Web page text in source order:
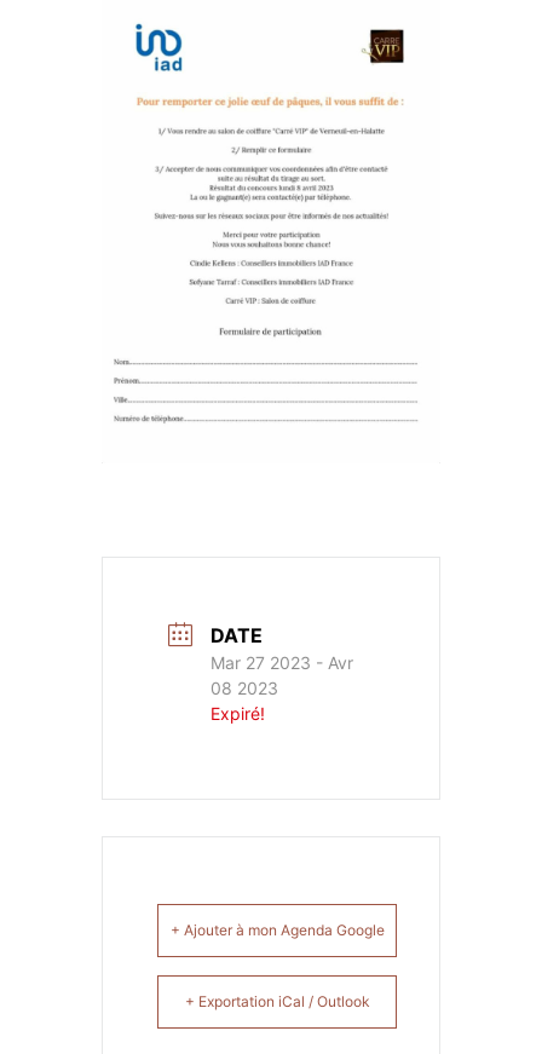
DATE
Mar 27 2023 - Avr
08 2023
Expiré!
+ Ajouter à mon Agenda Google
+ Exportation iCal / Outlook